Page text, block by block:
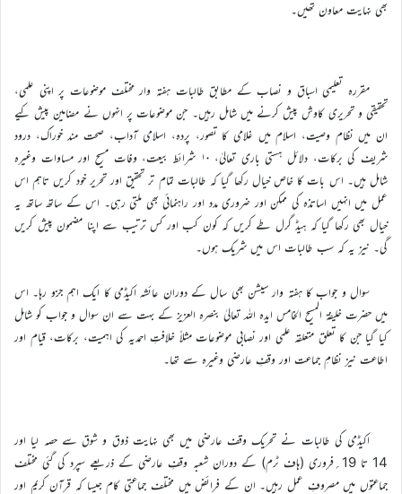
بھی نہایت معاون تھیں۔
مقررہ تعلیمی اسباق و نصاب کے مطابق طالبات ہفتہ وار مختلف موضوعات پر اپنی علمی،
تحقیقی و تحریری کاوش پیش کرنے میں شامل رہیں۔ جن موضوعات پر انہوں نے مضامین پیش کیے
ان میں نظام وصیت، اسلام میں غلامی کا تصور، پردہ، اسلامی آداب، صحت مند خوراک، درود
شریف کی برکات، دلائل ہستی باری تعالیٰ، ۱۰ شرائط بیعت، وفات مسیح اور مساوات وغیرہ
شامل ہیں۔ اس بات کا خاص خیال رکھا گیا کہ طالبات تمام تر تحقیق اور تحریر خود کریں تاہم اس
عمل میں انہیں اساتذہ کی ممکن اور ضروری مدد اور راہنمائی بھی ملتی رہی۔ اس کے ساتھ ساتھ یہ
خیال بھی رکھا گیا کہ ہیڈ گرل طے کریں کہ کون کب اور کس ترتیب سے اپنا مضمون پیش کریں
گی۔ نیز یہ کہ سب طالبات اس میں شریک ہوں۔
سوال و جواب کا ہفتہ وار سیشن بھی سال کے دوران عائشہ اکیڈمی کا ایک اہم جزو رہا۔ اس
میں حضرت خلیفۃ المسیح الخامس ایدہ اللہ تعالیٰ بنصرہ العزیز کے بہت سے ان سوال و جواب کو شامل
کیا گیا جن کا تعلق متعلقہ علمی اور نصابی موضوعات مثلاً خلافتِ احمدیہ کی اہمیت، برکات، قیام اور
اطاعت نیز نظامِ جماعت اور وقفِ عارضی وغیرہ سے تھا۔
اکیڈمی کی طالبات نے تحریک وقف عارضی میں بھی نہایت ذوق و شوق سے حصہ لیا اور
14 تا 19؍فروری (ہاف ٹرم) کے دوران شعبہ وقفِ عارضی کے ذریعے سپرد کی گئی مختلف
جماعتوں میں مصروفِ عمل رہیں۔ ان کے فرائض میں مختلف جماعتی کام جیسا کہ قرآن کریم اور